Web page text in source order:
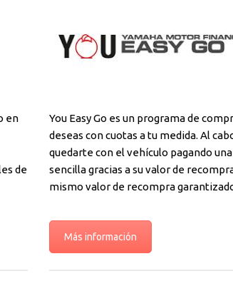
en
de
You Easy Go es un programa de
deseas con cuotas a tu medida. Al
quedarte con el vehículo pagando
sencilla gracias a su valor de
mismo valor de recompra
Más información